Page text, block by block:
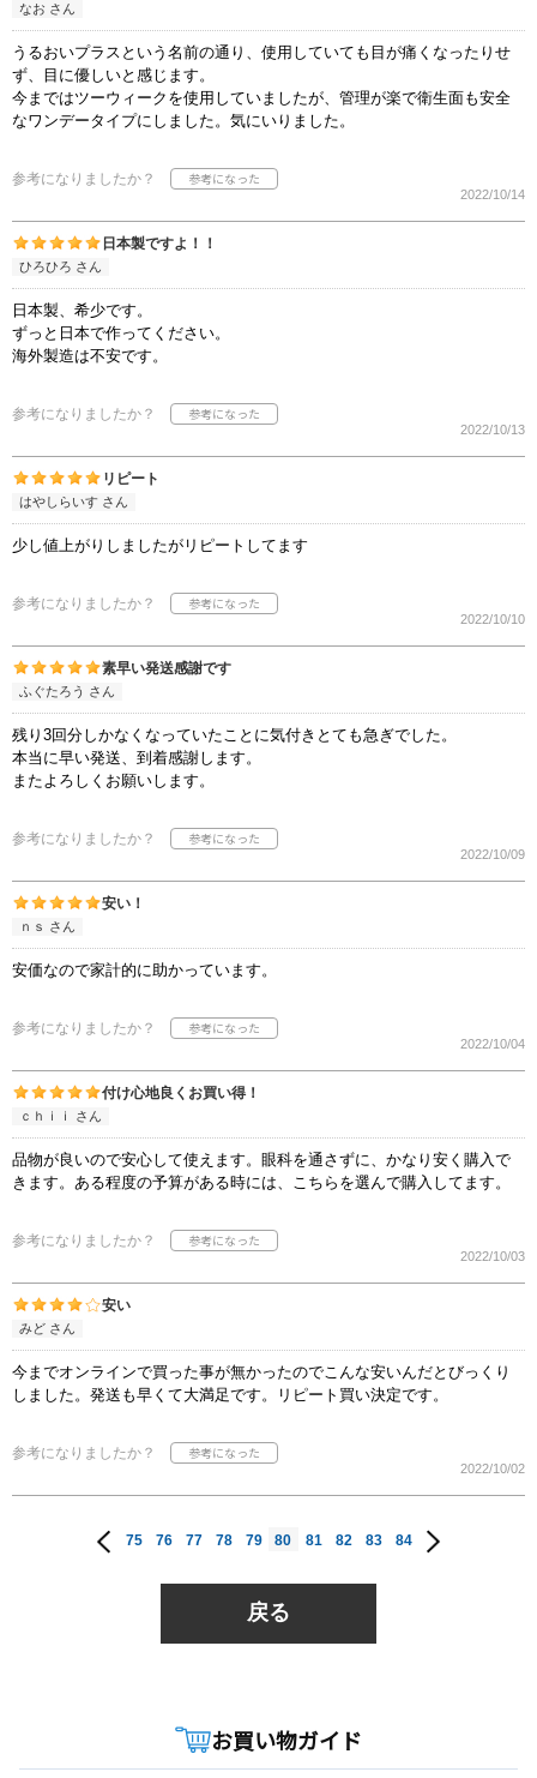
なお さん
うるおいプラスという名前の通り、使用していても目が痛くなったりせ
ず、目に優しいと感じます。
今まではツーウィークを使用していましたが、管理が楽で衛生面も安全
なワンデータイプにしました。気にいりました。
参考になりましたか？
2022/10/14
日本製ですよ！！
ひろひろ さん
日本製、希少です。
ずっと日本で作ってください。
海外製造は不安です。
参考になりましたか？
2022/10/13
リピート
はやしらいす さん
少し値上がりしましたがリピートしてます
参考になりましたか？
2022/10/10
素早い発送感謝です
ふぐたろう さん
残り3回分しかなくなっていたことに気付きとても急ぎでした。
本当に早い発送、到着感謝します。
またよろしくお願いします。
参考になりましたか？
2022/10/09
安い！
ｎｓ さん
安価なので家計的に助かっています。
参考になりましたか？
2022/10/04
付け心地良くお買い得！
ｃｈｉｉ さん
品物が良いので安心して使えます。眼科を通さずに、かなり安く購入で
きます。ある程度の予算がある時には、こちらを選んで購入してます。
参考になりましたか？
2022/10/03
安い
みど さん
今までオンラインで買った事が無かったのでこんな安いんだとびっくり
しました。発送も早くて大満足です。リピート買い決定です。
参考になりましたか？
2022/10/02
75 76 77 78 79 80 81 82 83 84
戻る
お買い物ガイド